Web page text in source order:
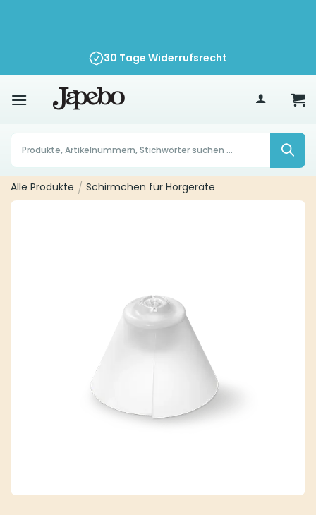
70
30 Tage Widerrufsrecht
Products
search
Alle Produkte / Schirmchen für Hörgeräte